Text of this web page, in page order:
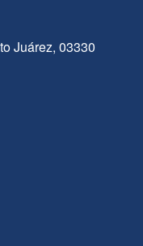
Juárez, 03330